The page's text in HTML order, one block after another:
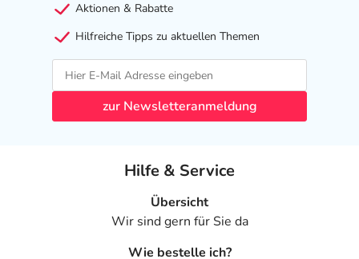
Aktionen & Rabatte
Hilfreiche Tipps zu aktuellen Themen
zur Newsletteranmeldung
Hilfe & Service
Übersicht
Wir sind gern für Sie da
Wie bestelle ich?